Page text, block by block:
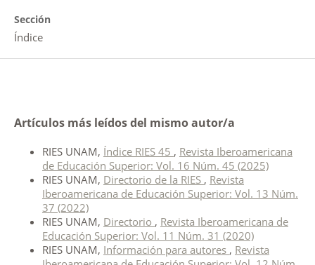
Sección
Índice
Artículos más leídos del mismo autor/a
RIES UNAM, Índice RIES 45 , Revista Iberoamericana
de Educación Superior: Vol. 16 Núm. 45 (2025)
RIES UNAM, Directorio de la RIES , Revista
Iberoamericana de Educación Superior: Vol. 13 Núm.
37 (2022)
RIES UNAM, Directorio , Revista Iberoamericana de
Educación Superior: Vol. 11 Núm. 31 (2020)
RIES UNAM, Información para autores , Revista